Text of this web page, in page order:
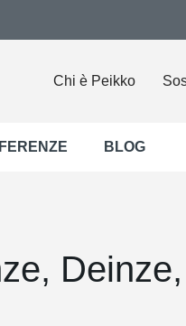
Chi è Peikko
BLOG
Deinze,